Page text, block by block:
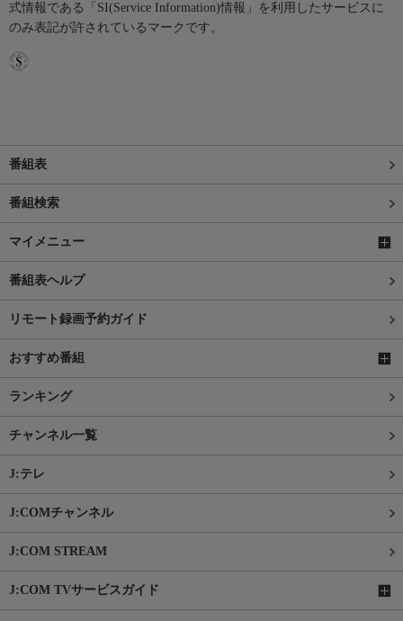
式情報である「SI(Service Information)情報」を利用したサービスに
のみ表記が許されているマークです。
番組表
番組検索
マイメニュー
番組表ヘルプ
リモート録画予約ガイド
おすすめ番組
ランキング
チャンネル一覧
J:テレ
J:COMチャンネル
J:COM STREAM
J:COM TVサービスガイド